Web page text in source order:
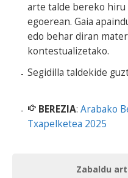
arte talde bereko
egoerean. Gaia
edo behar diran
kontestualizetako.
Segidilla taldekide
BEREZIA: Arabako
Txapelketea 2025
Zabaldu